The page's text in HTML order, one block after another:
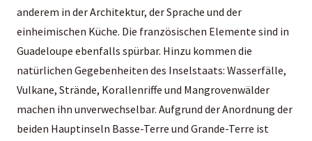
anderem in der Architektur, der Sprache und der
einheimischen Küche. Die französischen Elemente sind in
Guadeloupe ebenfalls spürbar. Hinzu kommen die
natürlichen Gegebenheiten des Inselstaats: Wasserfälle,
Vulkane, Strände, Korallenriffe und Mangrovenwälder
machen ihn unverwechselbar. Aufgrund der Anordnung der
beiden Hauptinseln Basse-Terre und Grande-Terre ist